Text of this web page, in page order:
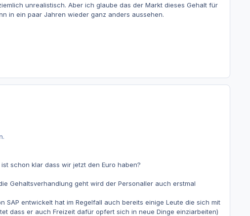
unrealistisch. Aber ich glaube das der Markt dieses Gehalt für
in ein paar Jahren wieder ganz anders aussehen.
schon klar dass wir jetzt den Euro haben?
Gehaltsverhandlung geht wird der Personaller auch erstmal
SAP entwickelt hat im Regelfall auch bereits einige Leute die sich mit
dass er auch Freizeit dafür opfert sich in neue Dinge einziarbeiten)